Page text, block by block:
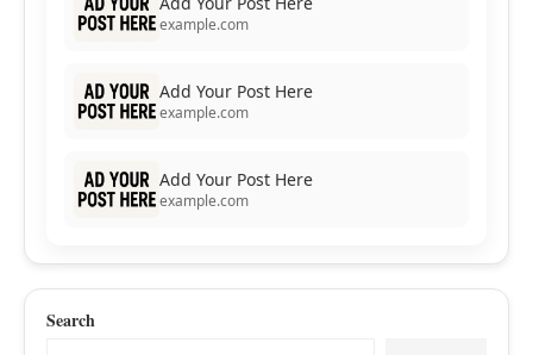
example.com
Add Your Post Here
example.com
Add Your Post Here
example.com
Search